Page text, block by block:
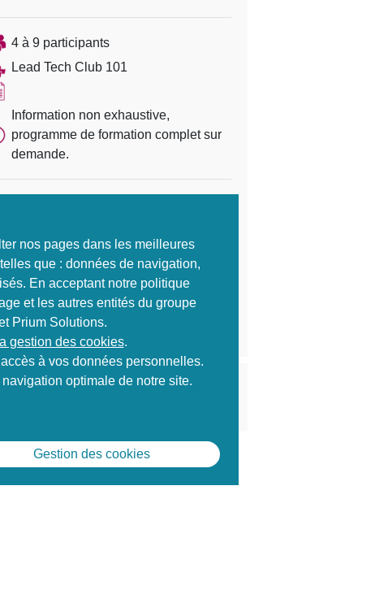
4 à 9 participants
Lead Tech Club 101
Information non exhaustive,
programme de formation complet sur
demande.
S'inscrire
Envoyer à un ami
Prochaines sessions de formation
nos pages dans les meilleures
que : données de navigation,
En acceptant notre politique
et les autres entités du groupe
Prium Solutions.
gestion des cookies.
à vos données personnelles.
optimale de notre site.
Gestion des cookies